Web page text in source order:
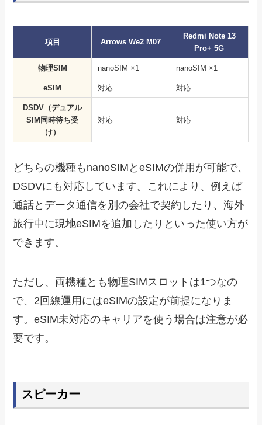
項目 Arrows We2 M07
Redmi Note 13
Pro+ 5G
物理SIM nanoSIM ×1 nanoSIM ×1
eSIM 対応 対応
DSDV（デュアル
SIM同時待ち受
け）
対応 対応
どちらの機種もnanoSIMとeSIMの併用が可能で、
DSDVにも対応しています。これにより、例えば
通話とデータ通信を別の会社で契約したり、海外
旅行中に現地eSIMを追加したりといった使い方が
できます。
ただし、両機種とも物理SIMスロットは1つなの
で、2回線運用にはeSIMの設定が前提になりま
す。eSIM未対応のキャリアを使う場合は注意が必
要です。
スピーカー